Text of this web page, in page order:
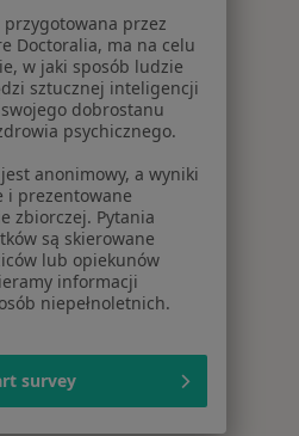
Psycholodzy w pobliżu
Krakowie
Krakowie
przez
Doctoralia, ma na celu
w jaki sposób ludzie
sztucznej inteligencji
dobrostanu
psychicznego.
anonimowy, a wyniki
i prezentowane
zbiorczej. Pytania
są skierowane
lub opiekunów
informacji
niepełnoletnich.
survey